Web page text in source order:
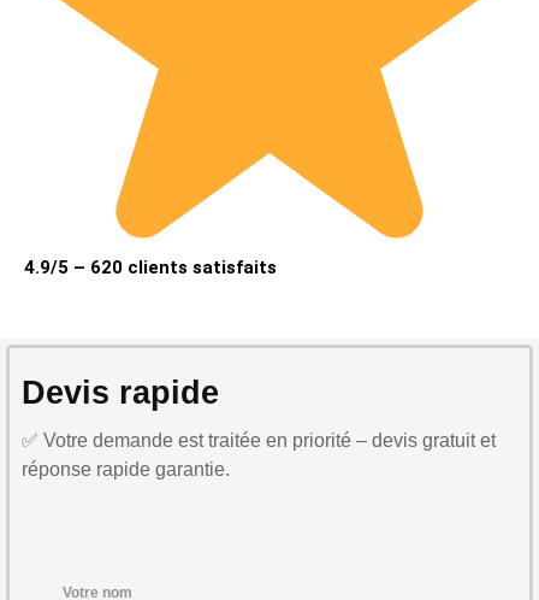
4.9/5 – 620 clients satisfaits
Devis rapide
✅ Votre demande est traitée en priorité – devis gratuit et
réponse rapide garantie.
Votre nom